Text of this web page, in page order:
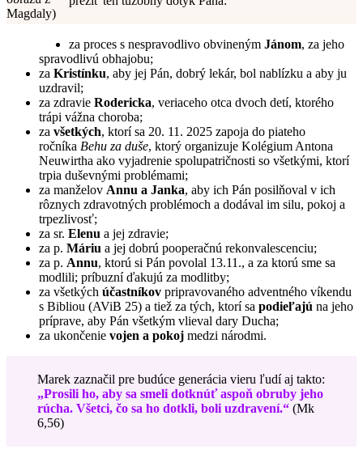
Magdaly)
za proces s nespravodlivo obvineným Jánom, za jeho
spravodlivú obhajobu;
za Kristínku, aby jej Pán, dobrý lekár, bol nablízku a aby ju
uzdravil;
za zdravie Rodericka, veriaceho otca dvoch detí, ktorého
trápi vážna choroba;
za všetkých, ktorí sa 20. 11. 2025 zapoja do piateho
ročníka Behu za duše, ktorý organizuje Kolégium Antona
Neuwirtha ako vyjadrenie spolupatričnosti so všetkými, ktorí
trpia duševnými problémami;
za manželov Annu a Janka, aby ich Pán posilňoval v ich
rôznych zdravotných problémoch a dodával im silu, pokoj a
trpezlivosť;
za sr. Elenu a jej zdravie;
za p. Máriu a jej dobrú pooperačnú rekonvalescenciu;
za p. Annu, ktorú si Pán povolal 13.11., a za ktorú sme sa
modlili; príbuzní ďakujú za modlitby;
za všetkých účastníkov pripravovaného adventného víkendu
s Bibliou (AViB 25) a tiež za tých, ktorí sa podieľajú na jeho
príprave, aby Pán všetkým vlieval dary Ducha;
za ukončenie vojen a pokoj medzi národmi.
Marek zaznačil pre budúce generácia vieru ľudí aj takto:
„Prosili ho, aby sa smeli dotknúť aspoň obruby jeho
rúcha. Všetci, čo sa ho dotkli, boli uzdravení.“ (Mk
6,56)